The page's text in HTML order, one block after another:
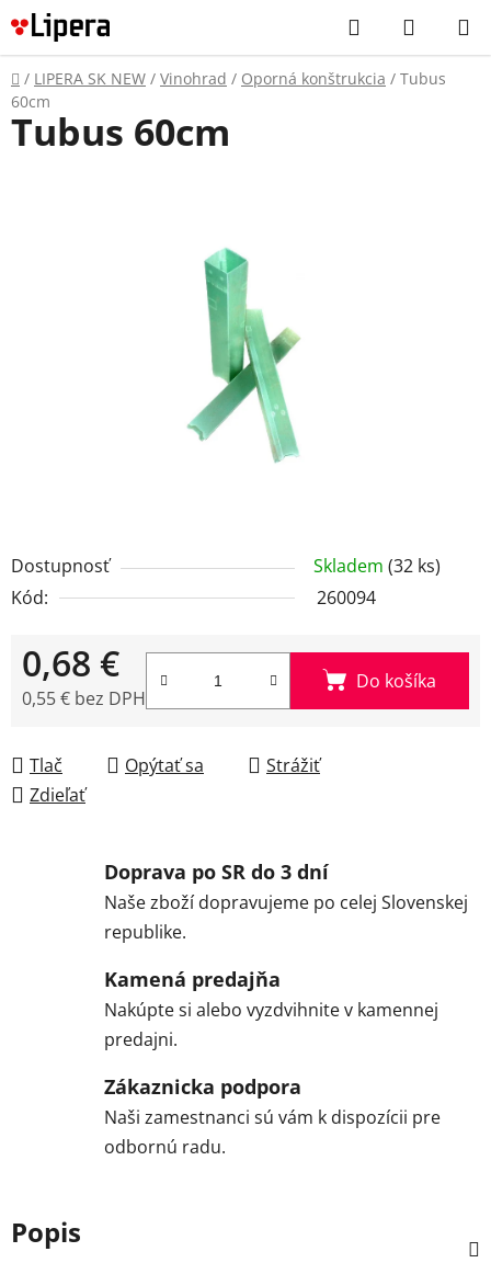
Prejsť
na
obsah
Hľadať
KOŠÍK
Domov
/ LIPERA SK NEW / Vinohrad / Oporná konštrukcia / Tubus
60cm
Dostupnosť Skladem (32 ks)
Kód:
260094
0,68 €
0,55 € bez DPH
Do košíka
Tlač Opýtať sa
Strážiť
Zdieľať
Tubus 60cm
Doprava po SR do 3 dní
Naše zboží dopravujeme po celej Slovenskej
republike.
Kamená predajňa
Nakúpte si alebo vyzdvihnite v kamennej
predajni.
Zákaznicka podpora
Naši zamestnanci sú vám k dispozícii pre
odbornú radu.
Popis